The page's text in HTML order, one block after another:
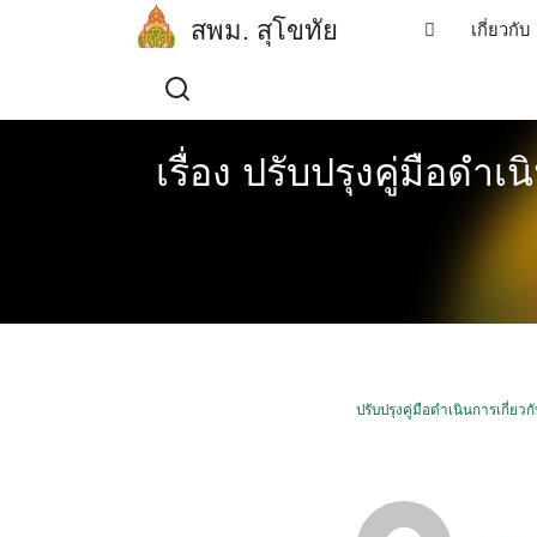
สพม. สุโขทัย เกี่ยวกับ
เรื่อง ปรับปรุงคู่มือดำ
ปรับปรุงคู่มือดำเนินการเกี่ย